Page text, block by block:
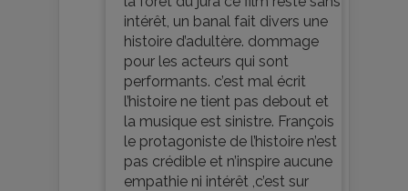
intérêt, un banal fait divers une
histoire d’adultère. dommage
pour les acteurs qui sont
performants. c’est mal écrit
l’histoire ne tient pas debout et
la musique est sinistre. François
le protagoniste de l’histoire n’est
pas crédible et n’inspire aucune
empathie ni intérêt ,c’est sur